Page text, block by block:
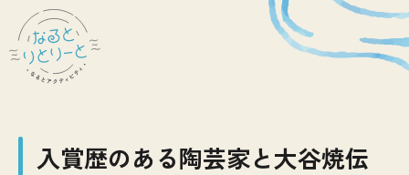
入賞歴のある陶芸家と大谷焼伝